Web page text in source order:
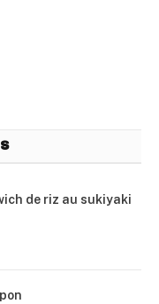
de riz au sukiyaki